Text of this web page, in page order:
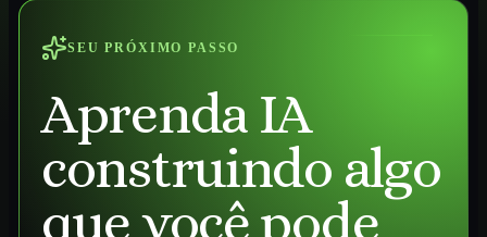
SEU PRÓXIMO PASSO
Aprenda IA
construindo algo
que você pode